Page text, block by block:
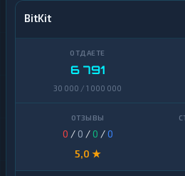
BitKit
6 791
30 000 / 1 000 000
0 / 0 /0 /0
5,0 ★